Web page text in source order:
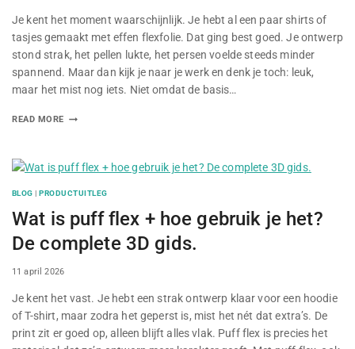
Je kent het moment waarschijnlijk. Je hebt al een paar shirts of
tasjes gemaakt met effen flexfolie. Dat ging best goed. Je ontwerp
stond strak, het pellen lukte, het persen voelde steeds minder
spannend. Maar dan kijk je naar je werk en denk je toch: leuk,
maar het mist nog iets. Niet omdat de basis…
READ MORE
BLOG PRODUCTUITLEG
Wat is puff flex + hoe gebruik je het?
De complete 3D gids.
By
11 april 2026
Je kent het vast. Je hebt een strak ontwerp klaar voor een hoodie
of T-shirt, maar zodra het geperst is, mist het nét dat extra’s. De
print zit er goed op, alleen blijft alles vlak. Puff flex is precies het